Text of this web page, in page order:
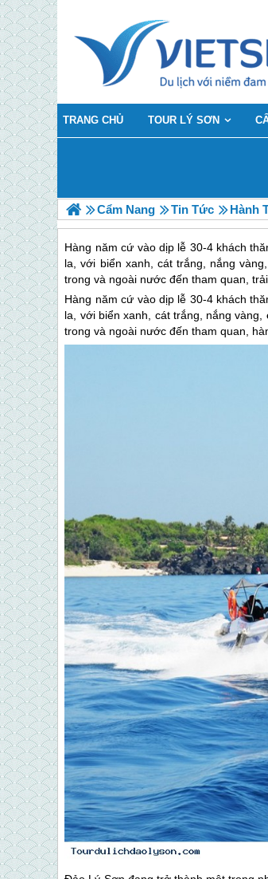
TRANG CHỦ TOUR LÝ SƠN
Cẩm Nang Tin Tức Hành
Hàng năm cứ vào dịp lễ 30-4 khách
la, với biển xanh, cát trắng, nắng vàng,
trong và ngoài nước đến tham quan,
Hàng năm cứ vào dịp lễ 30-4 khách
la, với biển xanh, cát trắng, nắng vàng,
trong và ngoài nước đến tham quan,